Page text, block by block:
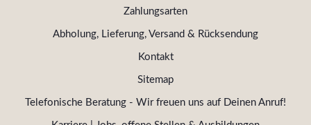
Zahlungsarten
Abholung, Lieferung, Versand & Rücksendung
Kontakt
Sitemap
Telefonische Beratung - Wir freuen uns auf Deinen Anruf!